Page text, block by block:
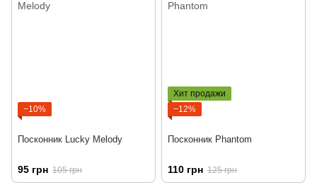
−10%
Посконник Lucky Melody
95 грн 105 грн
Хит продажи
−12%
Посконник Phantom
110 грн 125 грн